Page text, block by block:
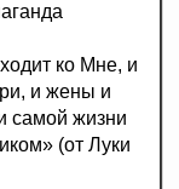
ко Мне, и
и жены и
самой жизни
(от Луки